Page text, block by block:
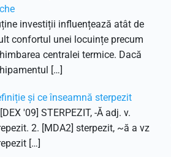
investiții influențează atât de
confortul unei locuințe precum
centralei termice. Dacă
[…]
și ce înseamnă sterpezit
'09] STERPEZIT, -Ă adj. v.
2. [MDA2] sterpezit, ~ă a vz
[…]